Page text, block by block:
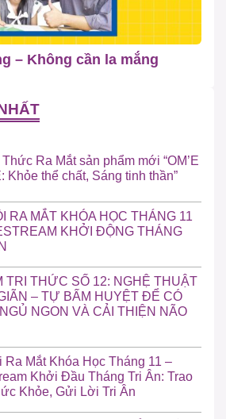
– Không cần la mắng
Ra Mắt sản phẩm mới “OM’E
Khỏe thể chất, Sáng tinh thần”
RA MẮT KHÓA HỌC THÁNG 11
KHỞI ĐỘNG THÁNG
TRI THỨC SỐ 12: NGHỆ THUẬT
– TỰ BẤM HUYỆT ĐỂ CÓ
NGON VÀ CẢI THIỆN NÃO
Ra Mắt Khóa Học Tháng 11 –
Khởi Đầu Tháng Tri Ân: Trao
Khỏe, Gửi Lời Tri Ân